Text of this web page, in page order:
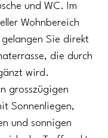
und WC. Im
Wohnbereich
Sie direkt
die durch
wird.
grosszügigen
Sonnenliegen,
und sonnigen